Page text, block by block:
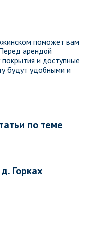
поможет вам
арендой
и доступные
будут удобными и
по теме
Горках